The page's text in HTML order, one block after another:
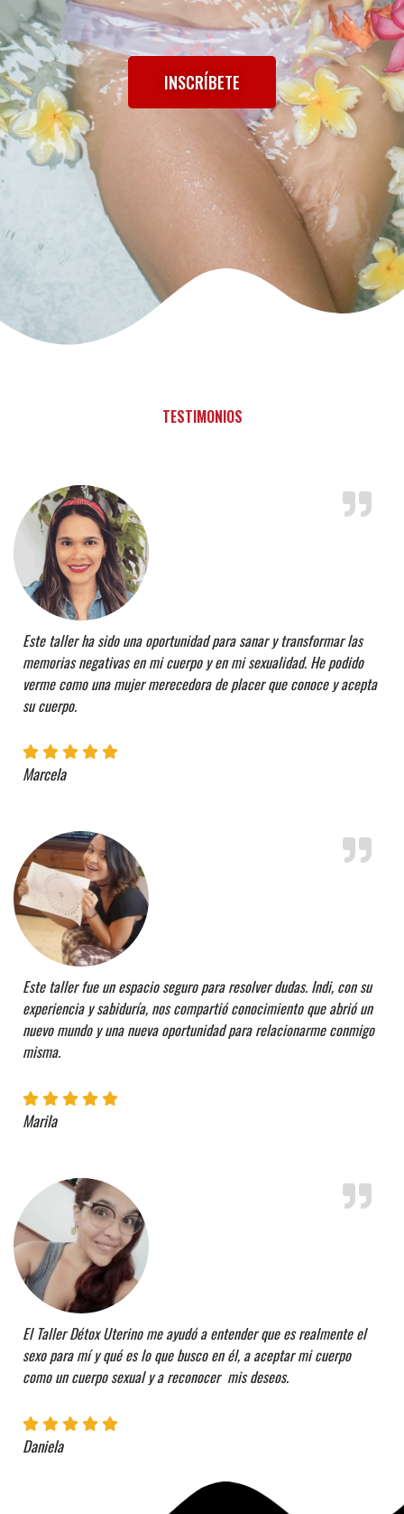
INSCRÍBETE
TESTIMONIOS
Este taller ha sido una oportunidad para sanar y transformar las
memorias negativas en mi cuerpo y en mi sexualidad. He podido
verme como una mujer merecedora de placer que conoce y acepta
su cuerpo.
Marcela
Este taller fue un espacio seguro para resolver dudas. Indi, con su
experiencia y sabiduría, nos compartió conocimiento que abrió un
nuevo mundo y una nueva oportunidad para relacionarme conmigo
misma.
Marila
El Taller Détox Uterino me ayudó a entender que es realmente el
sexo para mí y qué es lo que busco en él, a aceptar mi cuerpo
como un cuerpo sexual y a reconocer mis deseos.
Daniela